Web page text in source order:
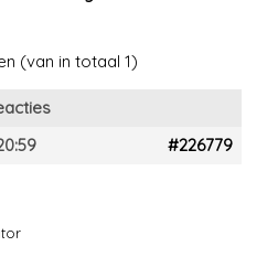
(van in totaal 1)
#226779